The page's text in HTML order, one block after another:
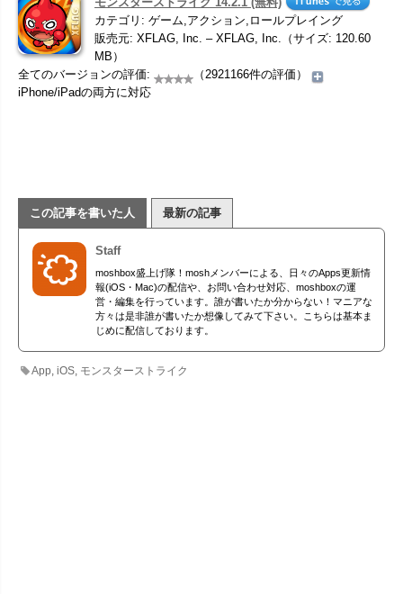
カテゴリ: ゲーム,アクション,ロールプレイング
販売元: XFLAG, Inc. – XFLAG, Inc.（サイズ: 120.60
MB）
全てのバージョンの評価:
（2921166件の評価）
iPhone/iPadの両方に対応
この記事を書いた人 最新の記事
Staff
moshbox盛上げ隊！moshメンバーによる、日々のApps更新情
報(iOS・Mac)の配信や、お問い合わせ対応、moshboxの運
営・編集を行っています。誰が書いたか分からない！マニアな
方々は是非誰が書いたか想像してみて下さい。こちらは基本ま
じめに配信しております。
App ,iOS モンスターストライク